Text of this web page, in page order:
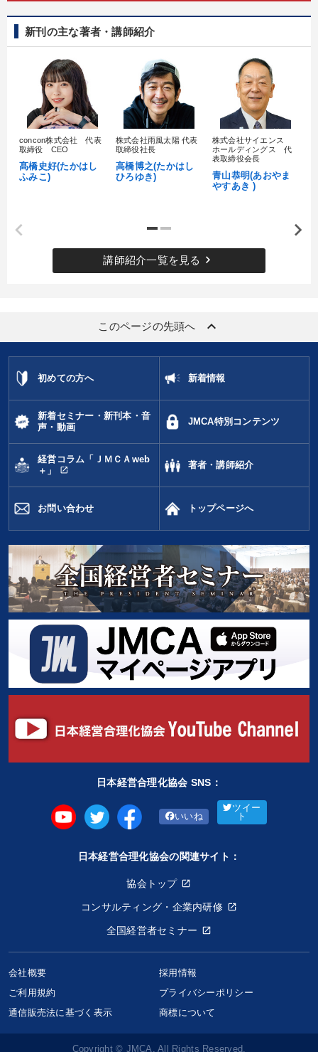
「儲けの本質」を突く 【3月】音声・映像
【4月】音声・映像 営業・社員研修 【2月】音声・映像
経営者のための《音声・動画で学ぶ》講演シリーズ
目的別
財務・数字力の向上 財務・数字力の向上
社長の姿勢を学びたい
※「更新」を押すと「カテゴリー」「目的別」「キーワード」を更新いただけます。
local_offer タグから探す refresh 更新する
すべての音声・動画（全2077タイトル）からお探しいただけます
タグ・キーワード
企業文化 感動講話 対談・座談会
株式市場 思考法 プレゼン ベンチャー 経営計画
成功哲学 通信販売 広報・PR M&A
ビジネスモデル 賃金制度 話し方 ドラッカー
一倉定 サービス 歴史に学ぶ 繁盛 運勢・先見
テレビ・ネットで話題
新刊の主な著者・講師紹介
concon株式会社 代表
取締役 CEO
髙橋史好(たかはし
ふみこ)
株式会社雨風太陽 代表
取締役社長
高橋博之(たかはし
ひろゆき)
株式会社サイエンス
ホールディングス 代
表取締役会長
青山恭明(あおやま
やすあき )
講師紹介一覧を見る keyboard_arrow_right
このページの先頭へ keyboard_arrow_up
初めての方へ 新着情報
新着セミナー・新刊本・音
声・動画
JMCA特別コンテンツ
経営コラム「ＪＭＣＡweb
＋」
open_in_new
著者・講師紹介
お問い合わせ トップページへ
日本経営合理化協会 SNS：
いいね
ツイー
ト
日本経営合理化協会の関連サイト：
協会トップ
コンサルティング・企業内研修
全国経営者セミナー
会社概要
採用情報
ご利用規約
プライバシーポリシー
通信販売法に基づく表示
商標について
Copyright © JMCA. All Rights Reserved.